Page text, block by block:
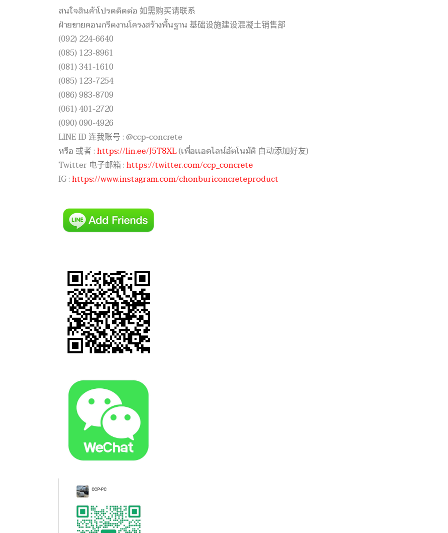
สนใจสินค้าโปรดติดต่อ 如需购买请联系
ฝ่ายขายคอนกรีตงานโครงสร้างพื้นฐาน 基础设施建设混凝土销售部
(092) 224-6640
(085) 123-8961
(081) 341-1610
(085) 123-7254
(086) 983-8709
(061) 401-2720
(090) 090-4926
LINE ID 连我账号 : @ccp-concrete
หรือ 或者 :https://lin.ee/J5T8XL(เพื่อเเอดไลน์อัตโนมัติ 自动添加好友)
Twitter 电子邮箱 :https://twitter.com/ccp_concrete
IG :https://www.instagram.com/chonburiconcreteproduct